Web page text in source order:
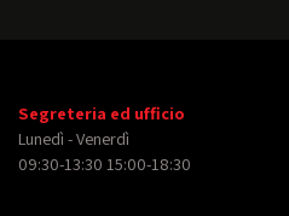
Segreteria ed ufficio
Lunedì - Venerdì
09:30-13:30 15:00-18:30